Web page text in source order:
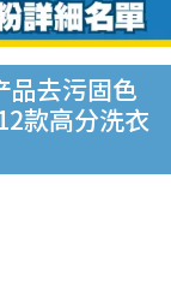
品去污固色
款高分洗衣